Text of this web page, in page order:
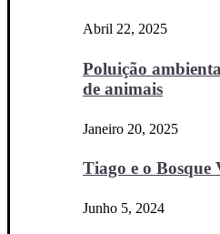
Abril 22, 2025
Poluição
de animais
Janeiro 20, 2025
Tiago e o Bosque
Junho 5, 2024